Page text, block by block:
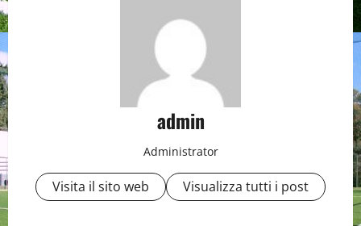
admin
Administrator
Visita il sito web Visualizza tutti i post